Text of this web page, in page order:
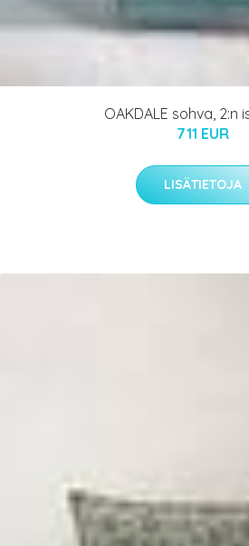
OAKDALE sohva, 2:n
711 EUR
LISÄTIETOJA